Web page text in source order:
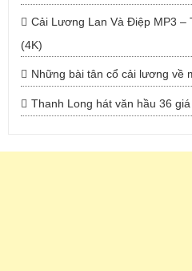
Cải Lương Lan Và Điệp MP3 –
(4K)
Những bài tân cổ cải lương về
Thanh Long hát văn hầu 36